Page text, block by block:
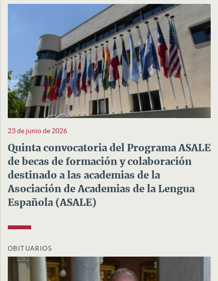
23 de junio de 2026
Quinta convocatoria del Programa ASALE
de becas de formación y colaboración
destinado a las academias de la
Asociación de Academias de la Lengua
Española (ASALE)
OBITUARIOS